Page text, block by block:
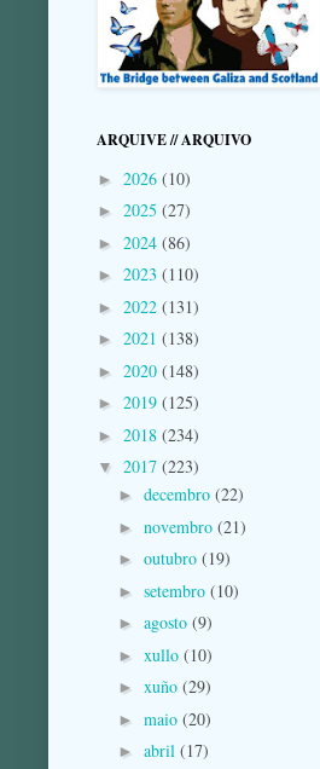
ARQUIVE // ARQUIVO
► 2026 (10)
► 2025 (27)
► 2024 (86)
► 2023 (110)
► 2022 (131)
► 2021 (138)
► 2020 (148)
► 2019 (125)
► 2018 (234)
▼ 2017 (223)
► decembro (22)
► novembro (21)
► outubro (19)
► setembro (10)
► agosto (9)
► xullo (10)
► xuño (29)
► maio (20)
► abril (17)